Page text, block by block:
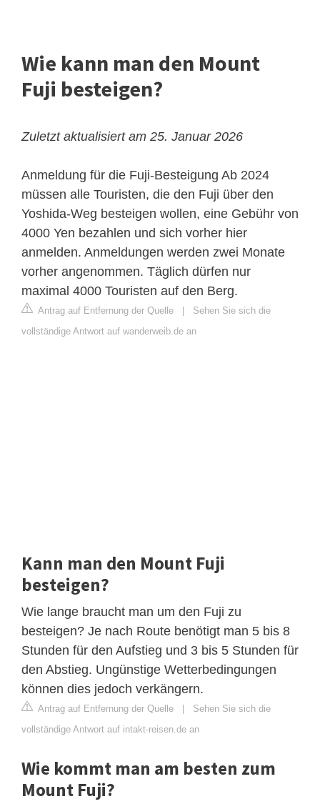
Wie kann man den Mount
Fuji besteigen?
Zuletzt aktualisiert am 25. Januar 2026
Anmeldung für die Fuji-Besteigung Ab 2024
müssen alle Touristen, die den Fuji über den
Yoshida-Weg besteigen wollen, eine Gebühr von
4000 Yen bezahlen und sich vorher hier
anmelden. Anmeldungen werden zwei Monate
vorher angenommen. Täglich dürfen nur
maximal 4000 Touristen auf den Berg.
Antrag auf Entfernung der Quelle
Sehen Sie sich die
vollständige Antwort auf wanderweib.de an
Kann man den Mount Fuji
besteigen?
Wie lange braucht man um den Fuji zu
besteigen? Je nach Route benötigt man 5 bis 8
Stunden für den Aufstieg und 3 bis 5 Stunden für
den Abstieg. Ungünstige Wetterbedingungen
können dies jedoch verkängern.
Antrag auf Entfernung der Quelle
Sehen Sie sich die
vollständige Antwort auf intakt-reisen.de an
Wie kommt man am besten zum
Mount Fuji?